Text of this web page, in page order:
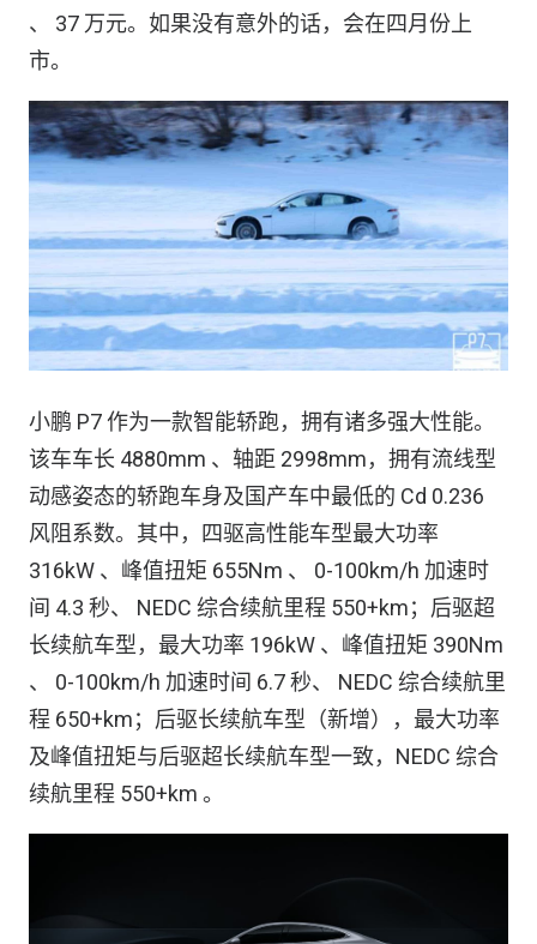
、 37 万元。如果没有意外的话，会在四月份上
市。
小鹏 P7 作为一款智能轿跑，拥有诸多强大性能。
该车车长 4880mm 、轴距 2998mm，拥有流线型
动感姿态的轿跑车身及国产车中最低的 Cd 0.236
风阻系数。其中，四驱高性能车型最大功率
316kW 、峰值扭矩 655Nm 、 0-100km/h 加速时
间 4.3 秒、 NEDC 综合续航里程 550+km；后驱超
长续航车型，最大功率 196kW 、峰值扭矩 390Nm
、 0-100km/h 加速时间 6.7 秒、 NEDC 综合续航里
程 650+km；后驱长续航车型（新增），最大功率
及峰值扭矩与后驱超长续航车型一致，NEDC 综合
续航里程 550+km 。